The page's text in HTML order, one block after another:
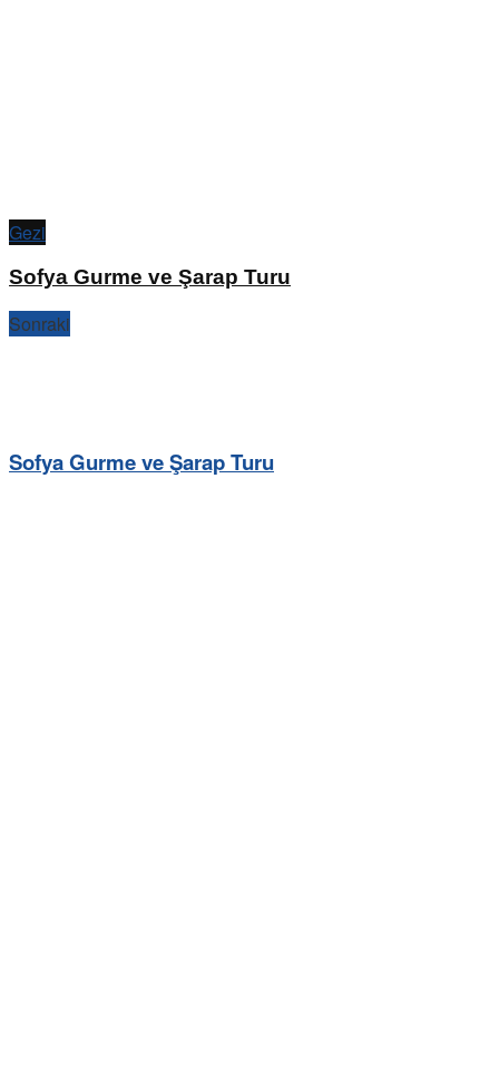
Gezi
Sofya Gurme ve Şarap Turu
Sonraki
Sofya Gurme ve Şarap Turu